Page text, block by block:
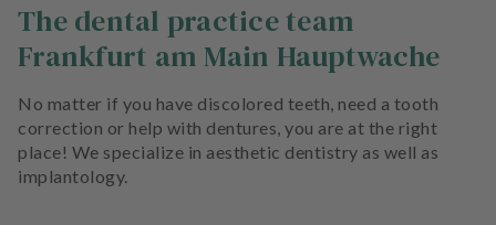
The dental practice team
Frankfurt am Main Hauptwache
No matter if you have discolored teeth, need a tooth
correction or help with dentures, you are at the right
place! We specialize in aesthetic dentistry as well as
implantology.